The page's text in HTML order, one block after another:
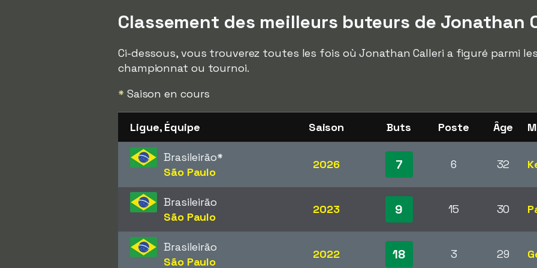
Classement des meilleurs buteurs de Jonathan
Ci-dessous, vous trouverez toutes les fois où Jonathan Calleri a figuré parmi
championnat ou tournoi.
* Saison en cours
Ligue, Équipe Saison Buts Poste Âge
Brasileirão*
São Paulo
2026 7 6 32
Brasileirão
São Paulo
2023 9 15 30
Brasileirão
São Paulo
2022 18 3 29